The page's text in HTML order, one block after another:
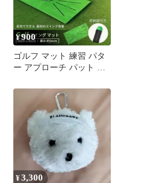
¥900
ゴルフ マット 練習 パタ
ー アプローチ パット ス
振
¥3,300